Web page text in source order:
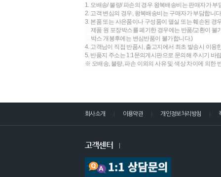
1. 오배송/ 불량/ 파손의 경우 왕복배송비는 판매자가 부
2. 고객 변심의 경우, 왕복배송비는 구매자가 부담합니
3. 본품 또는 사은품이나 구성품이 멸실 또는 훼손된 경
제품 원 포장박스를 폐기한 경우에는 반품/교환이 불
박스 개봉후에는 변심반품이 불가합니다.)
4. 고객님이 직접 반품시, 출고지에서 최초 발송시 이용
5. 반품지 주소는 1:1문의게시판으로 문의해 주시기 바
※ 오배송, 불량, 파손 이외의 사유 및 색상 차이에 의한
회사소개 이용약관 개인정보처리방침
고객센터